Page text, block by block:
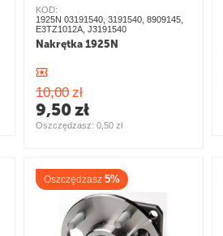
KOD:
1925N 03191540, 3191540, 8909145,
E3TZ1012A, J3191540
Nakrętka 1925N
10,00 zł
9,50zł
Oszczędzasz: 0,50 zł
Oszczędzasz 5%